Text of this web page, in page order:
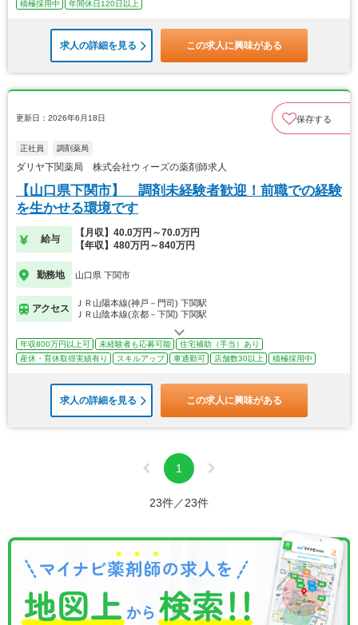
積極採用中
年間休日120日以上
求人の詳細を見る この求人に興味がある
更新日：2026年6月18日 保存する
正社員 調剤薬局
ダリヤ下関薬局 株式会社ウィーズの薬剤師求人
【山口県下関市】 調剤未経験者歓迎！前職での経験
を生かせる環境です
給与
【月収】40.0万円～70.0万円
【年収】480万円～840万円
勤務地 山口県 下関市
アクセス
ＪＲ山陽本線(神戸－門司) 下関駅
ＪＲ山陰本線(京都－下関) 下関駅
年収800万円以上可 未経験者も応募可能
住宅補助（手当）あり
産休・育休取得実績有り
スキルアップ 車通勤可 店舗数30以上 積極採用中
求人の詳細を見る この求人に興味がある
1
23件／23件